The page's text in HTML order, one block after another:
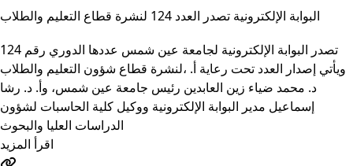
البحث العلمي
نظم الرعاية الصحية
نظم الجامعة
Close
الإعلام
النشرة الإخبارية
نشرات القطاعات
البوابة الإلكترونية تصدر العدد 124 لنشرة قطاع التعليم والطلاب
تصدر البوابة الإلكترونية لجامعة عين شمس عددها الدوري رقم 124
لنشرة قطاع شؤون التعليم ‏والطلاب‎، ويأتي إصدار العدد تحت رعاية أ.
د. محمد ضياء زين العابدين رئيس جامعة عين شمس، وأ. د. ‏رشا
إسماعيل مدير البوابة الإلكترونية ووكيل كلية الحاسبات لشؤون
‏الدراسات العليا والبحوث
اقرأ المزيد